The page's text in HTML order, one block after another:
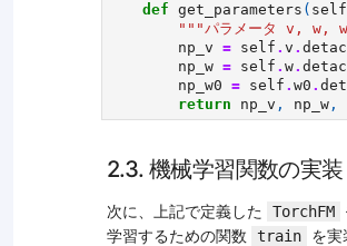
def get_parameters ( self
"""パラメータ v, w,
np_v = self . v .
np_w = self . w.
np_w0 = self . w0 .
return
np_v , np_w ,
2.3. 機械学習関数の実装
次に、上記で定義した TorchFM
学習するための関数
train
を実